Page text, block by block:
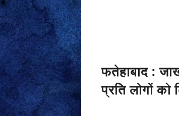
फतेहाबाद :
प्रति लोगों